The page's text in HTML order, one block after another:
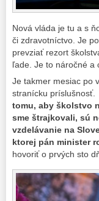
Nová vláda je tu a s
či zdravotníctvo. Je
prevziať rezort
ľade. Je to náročné a
Je takmer mesiac po
stranícku príslušnosť.
tomu, aby školstvo
sme štrajkovali, sú
vzdelávanie na
ktorej pán minister
hovoriť o prvých sto